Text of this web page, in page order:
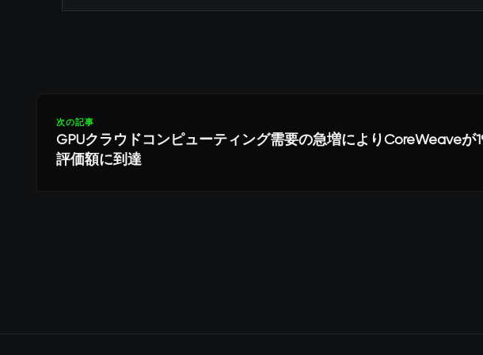
次の記事
GPUクラウドコンピューティング需要の急増によりCoreWeaveが
評価額に到達